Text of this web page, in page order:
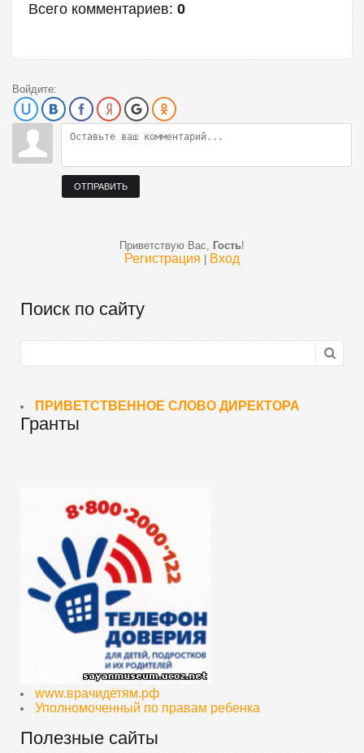
Всего комментариев: 0
Войдите:
ОТПРАВИТЬ
Приветствую Вас, Гость!
Регистрация Вход
Поиск по сайту
ПРИВЕТСТВЕННОЕ СЛОВО ДИРЕКТОРА
Гранты
www.врачидетям.рф
Уполномоченный по правам ребенка
Полезные сайты